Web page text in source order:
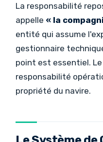
La responsabilité
appelle « la
entité qui assume
gestionnaire
point est essentiel.
responsabilité
propriété du navire.